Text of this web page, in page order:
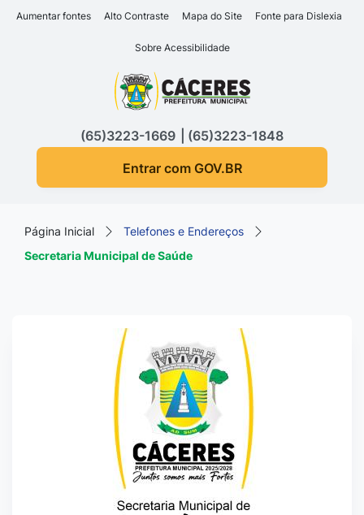
Seção de atalhos e links
Ir para o conteúdo [alt+1]
Ir para o rodapé [alt+4]
Aumentar fontes Alto Contraste Mapa do Site Fonte para Dislexia
Sobre Acessibilidade
Seção do menu principal
(65)3223-1669
(65)3223-1848
Entrar com GOV.BR
Página Inicial
Telefones e Endereços
Secretaria Municipal de Saúde